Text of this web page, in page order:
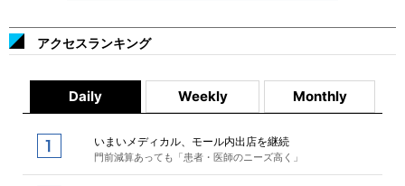
アクセスランキング
Daily Weekly Monthly
いまいメディカル、モール内出店を継続
門前減算あっても「患者・医師のニーズ高く」